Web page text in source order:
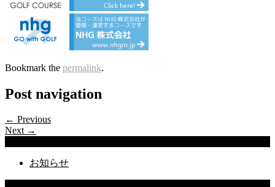
Bookmark the permalink.
Post navigation
← Previous
Next →
お知らせ